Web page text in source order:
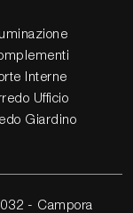
Interne
Ufficio
Giardino
- Campora